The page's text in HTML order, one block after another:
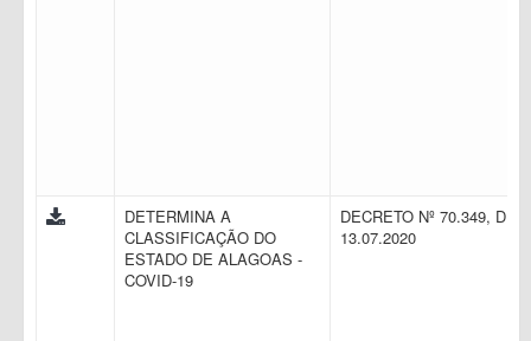
DETERMINA A
CLASSIFICAÇÃO DO
ESTADO DE ALAGOAS -
COVID-19
DECRETO Nº 70.349, DE
13.07.2020